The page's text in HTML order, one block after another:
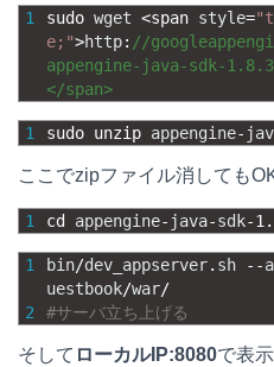
1 sudo wget <span style=
e;">http: //
appengine-java-sdk-
</span>
1 sudo unzip appengine-
ここでzipファイル消しても
1 cd appengine- java-sdk-
1
2
bin/dev_appserver. sh --
uestbook/war/
#サーバ立ち上げる
そして ローカルIP:8080で表